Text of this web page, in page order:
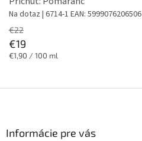
Na dotaz | 6714-1 EAN: 5999076206506
€22
€19
Jednotková
€1,90 / 100 ml
Informácie pre vás